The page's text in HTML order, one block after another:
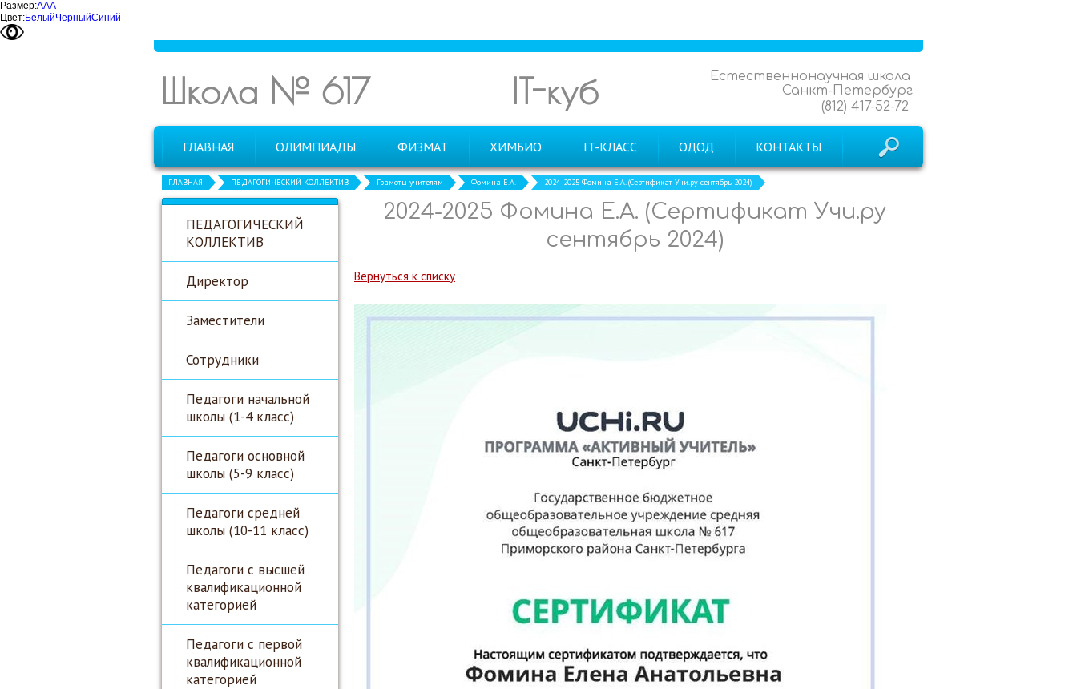
Размер:ААА
Цвет:БелыйЧерныйСиний
Школа № 617
Естественнонаучная школа
Санкт-Петербург
(812) 417-52-72
IT-куб
ГЛАВНАЯ ОЛИМПИАДЫ ФИЗМАТ ХИМБИО IT-КЛАСС ОДОД КОНТАКТЫ
ГЛАВНАЯ ПЕДАГОГИЧЕСКИЙ КОЛЛЕКТИВ Грамоты учителям Фомина Е.А. 2024-2025 Фомина Е.А. (Сертификат Учи.ру сентябрь 2024)
ПЕДАГОГИЧЕСКИЙ
КОЛЛЕКТИВ
Директор
Заместители
Сотрудники
Педагоги начальной
школы (1-4 класс)
Педагоги основной
школы (5-9 класс)
Педагоги средней
школы (10-11 класс)
Педагоги с высшей
квалификационной
категорией
Педагоги с первой
квалификационной
категорией
2024-2025 Фомина Е.А. (Сертификат Учи.ру
сентябрь 2024)
Вернуться к списку